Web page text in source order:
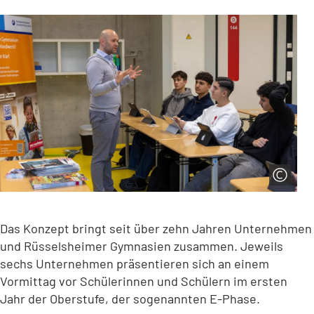
Das Konzept bringt seit über zehn Jahren Unternehmen
und Rüsselsheimer Gymnasien zusammen. Jeweils
sechs Unternehmen präsentieren sich an einem
Vormittag vor Schülerinnen und Schülern im ersten
Jahr der Oberstufe, der sogenannten E-Phase.